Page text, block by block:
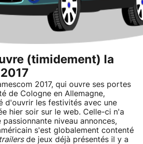
(timidement) la
2017, qui ouvre ses portes
de Cologne en Allemagne,
d'ouvrir les festivités avec une
hier soir sur le web. Celle-ci n'a
niveau annonces,
s'est globalement contenté
trailersde jeux déjà présentés il y a